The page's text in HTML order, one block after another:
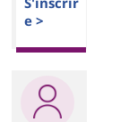
e >